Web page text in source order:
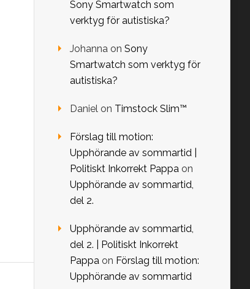
Sony Smartwatch som
verktyg för autistiska?
Johanna on Sony
Smartwatch som verktyg för
autistiska?
Daniel on Timstock Slim™
Förslag till motion:
Upphörande av sommartid |
Politiskt Inkorrekt Pappa on
Upphörande av sommartid,
del 2.
Upphörande av sommartid,
del 2. | Politiskt Inkorrekt
Pappa on Förslag till motion:
Upphörande av sommartid